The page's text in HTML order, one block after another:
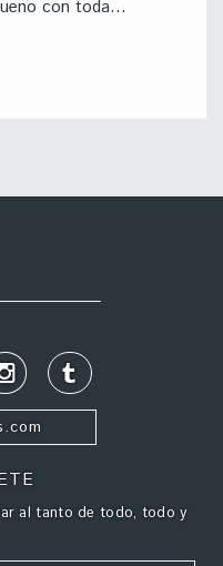
con toda…
al tanto de todo, todo y